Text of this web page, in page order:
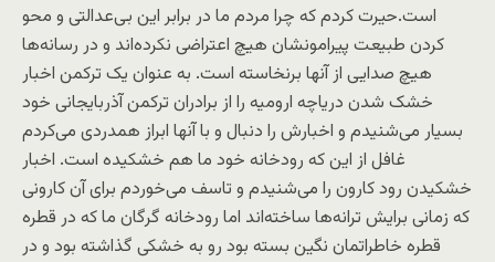
است.حیرت کردم که چرا مردم ما در برابر این بی‌عدالتی و محو
کردن طبیعت پیرامونشان هیچ اعتراضی نکرده‌اند و در رسانه‌ها
هیچ صدایی از آنها برنخاسته است. به عنوان یک ترکمن اخبار
خشک شدن دریاچه ارومیه را از برادران ترکمن آذربایجانی خود
بسیار می‌شنیدم و اخبارش را دنبال و با آنها ابراز همدردی می‌کردم
غافل از این که رودخانه خود ما هم خشکیده است. اخبار
خشکیدن رود کارون را می‌شنیدم و تاسف می‌خوردم برای آن کارونی
که زمانی برایش ترانه‌ها ساخته‌اند اما رودخانه گرگان ما که در قطره
قطره خاطراتمان نگین بسته بود رو به خشکی گذاشته بود و در